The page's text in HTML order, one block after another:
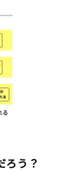
ろう？